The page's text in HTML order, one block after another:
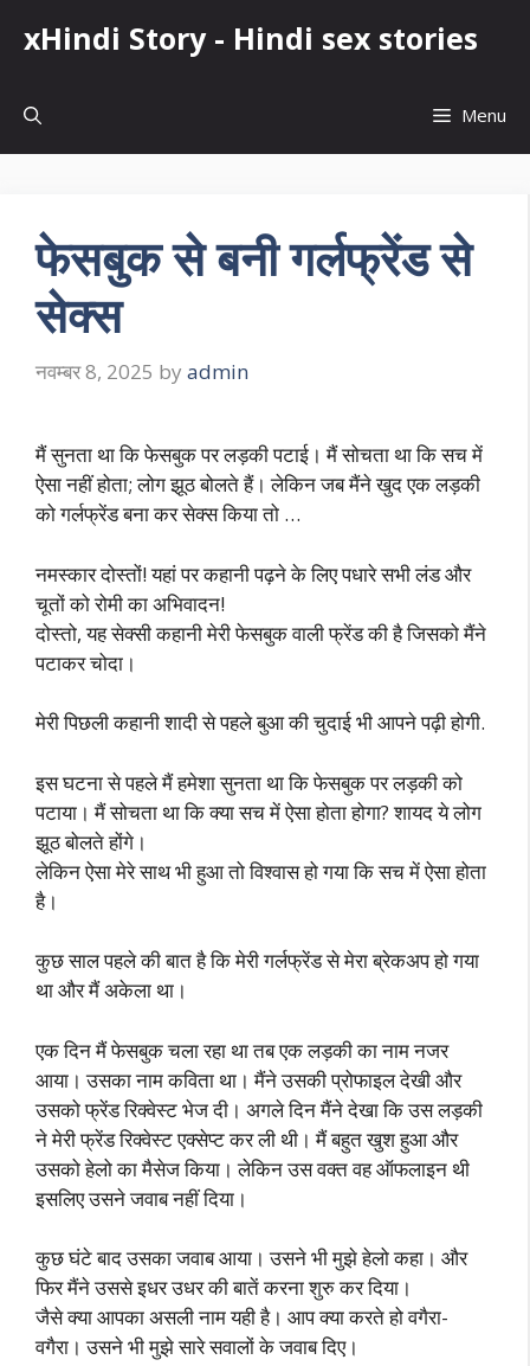
xHindi Story - Hindi sex stories
Menu
फेसबुक से बनी गर्लफ्रेंड से
सेक्स
नवम्बर 8, 2025 by admin
मैं सुनता था कि फेसबुक पर लड़की पटाई। मैं सोचता था कि सच में
ऐसा नहीं होता; लोग झूठ बोलते हैं। लेकिन जब मैंने खुद एक लड़की
को गर्लफ्रेंड बना कर सेक्स किया तो …
नमस्कार दोस्तों! यहां पर कहानी पढ़ने के लिए पधारे सभी लंड और
चूतों को रोमी का अभिवादन!
दोस्तो, यह सेक्सी कहानी मेरी फेसबुक वाली फ्रेंड की है जिसको मैंने
पटाकर चोदा।
मेरी पिछली कहानी शादी से पहले बुआ की चुदाई भी आपने पढ़ी होगी.
इस घटना से पहले मैं हमेशा सुनता था कि फेसबुक पर लड़की को
पटाया। मैं सोचता था कि क्या सच में ऐसा होता होगा? शायद ये लोग
झूठ बोलते होंगे।
लेकिन ऐसा मेरे साथ भी हुआ तो विश्वास हो गया कि सच में ऐसा होता
है।
कुछ साल पहले की बात है कि मेरी गर्लफ्रेंड से मेरा ब्रेकअप हो गया
था और मैं अकेला था।
एक दिन मैं फेसबुक चला रहा था तब एक लड़की का नाम नजर
आया। उसका नाम कविता था। मैंने उसकी प्रोफाइल देखी और
उसको फ्रेंड रिक्वेस्ट भेज दी। अगले दिन मैंने देखा कि उस लड़की
ने मेरी फ्रेंड रिक्वेस्ट एक्सेप्ट कर ली थी। मैं बहुत खुश हुआ और
उसको हेलो का मैसेज किया। लेकिन उस वक्त वह ऑफलाइन थी
इसलिए उसने जवाब नहीं दिया।
कुछ घंटे बाद उसका जवाब आया। उसने भी मुझे हेलो कहा। और
फिर मैंने उससे इधर उधर की बातें करना शुरु कर दिया।
जैसे क्या आपका असली नाम यही है। आप क्या करते हो वगैरा-
वगैरा। उसने भी मुझे सारे सवालों के जवाब दिए।